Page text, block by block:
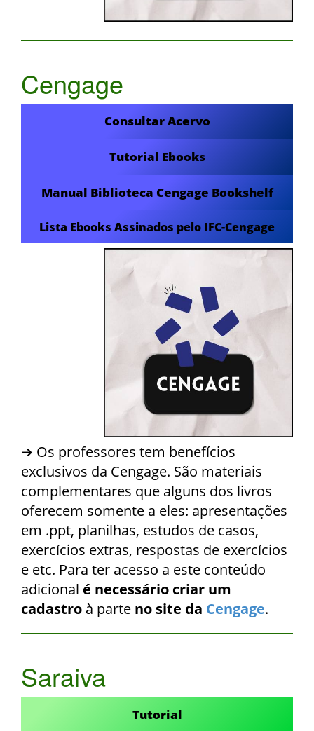
Cengage
Consultar Acervo
Tutorial Ebooks
Manual Biblioteca Cengage Bookshelf
Lista Ebooks Assinados pelo IFC-Cengage
➔ Os professores tem benefícios
exclusivos da Cengage. São materiais
complementares que alguns dos livros
oferecem somente a eles: apresentações
em .ppt, planilhas, estudos de casos,
exercícios extras, respostas de exercícios
e etc. Para ter acesso a este conteúdo
adicional é necessário criar um
cadastro à parte no site da Cengage.
Saraiva
Tutorial